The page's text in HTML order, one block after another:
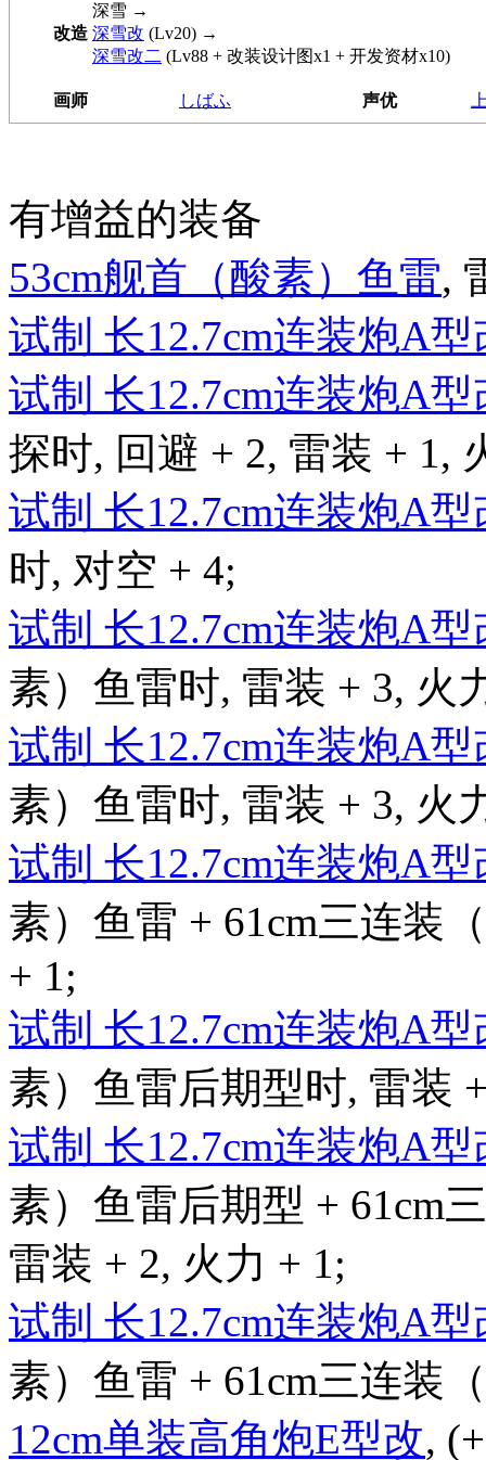
改造
深雪 →
深雪改 (Lv20) →
深雪改二 (Lv88 + 改装设计图x1 + 开发资材x10)
画师 しばふ 声优
有增益的装备
53cm舰首（酸素）鱼雷,
试制 长12.7cm连装炮A型
试制 长12.7cm连装炮A型
探时, 回避 + 2, 雷装 + 1,
试制 长12.7cm连装炮A型
时, 对空 + 4;
试制 长12.7cm连装炮A型
素）鱼雷时, 雷装 + 3, 火
试制 长12.7cm连装炮A型
素）鱼雷时, 雷装 + 3, 火
试制 长12.7cm连装炮A型
素）鱼雷 + 61cm三连装
+ 1;
试制 长12.7cm连装炮A型
素）鱼雷后期型时, 雷装
试制 长12.7cm连装炮A型
素）鱼雷后期型 + 61cm
雷装 + 2, 火力 + 1;
试制 长12.7cm连装炮A型
素）鱼雷 + 61cm三连装
12cm单装高角炮E型改,